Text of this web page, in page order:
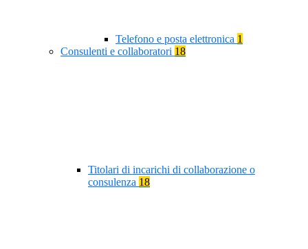
Telefono e posta elettronica 1
Consulenti e collaboratori 18
Titolari di incarichi di collaborazione o
consulenza 18